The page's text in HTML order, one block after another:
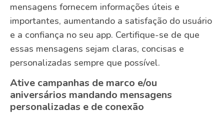
mensagens fornecem informações úteis e
importantes, aumentando a satisfação do usuário
e a confiança no seu app. Certifique-se de que
essas mensagens sejam claras, concisas e
personalizadas sempre que possível.
Ative campanhas de marco e/ou
aniversários mandando mensagens
personalizadas e de conexão